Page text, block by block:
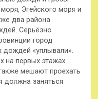
Эгейского моря и
два района
Серьёзно
город
«уплывали».
на первых этажах
мешают проехать
должна заняться